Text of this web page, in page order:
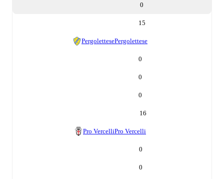
0
15
PergolettesePergolettese
0
0
0
16
Pro VercelliPro Vercelli
0
0